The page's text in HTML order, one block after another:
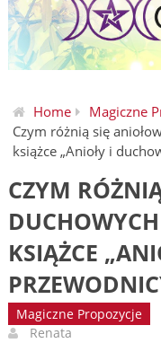
Home
Magiczne
Czym różnią się
książce „Anioły i
CZYM
KSIĄŻCE
Magiczne Propozycje
Renata